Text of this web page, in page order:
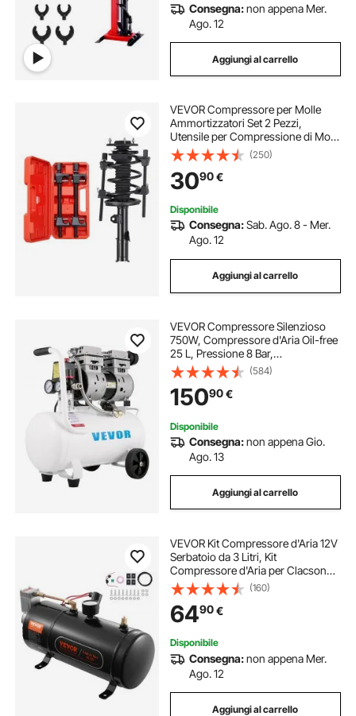
Consegna:non appena Mer.
Ago. 12
Aggiungi al carrello
VEVOR Compressore per Molle
Ammortizzatori Set 2 Pezzi,
Utensile per Compressione di Molle
Elicoidali Corsa max. 264 mm,
Compressore per Smontaggio
Ammortizzatori per Auto, Camion
(250)
3090€
Disponibile
Consegna:Sab. Ago. 8 - Mer.
Ago. 12
Aggiungi al carrello
VEVOR Compressore Silenzioso
750W, Compressore d'Aria Oil-free
25 L, Pressione 8 Bar,
Compressore d'Aria Silenzioso
220V, Compressore Aria Portatile,
per Esigenze di Gonfiaggio
(584)
15090€
Disponibile
Consegna:non appena Gio.
Ago. 13
Aggiungi al carrello
VEVOR Kit Compressore d'Aria 12V
Serbatoio da 3 Litri, Kit
Compressore d'Aria per Clacson
Tromba, Pressione di Esercizio 90-
120 PSI, Sistema di Compressore
d'Aria Integrato per Clacson
Tromba Camion
(160)
6490€
Disponibile
Consegna:non appena Mer.
Ago. 12
Aggiungi al carrello